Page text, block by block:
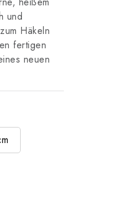
und
Häkeln
fertigen
neuen